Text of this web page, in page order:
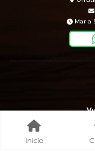
Mar a
Inicio